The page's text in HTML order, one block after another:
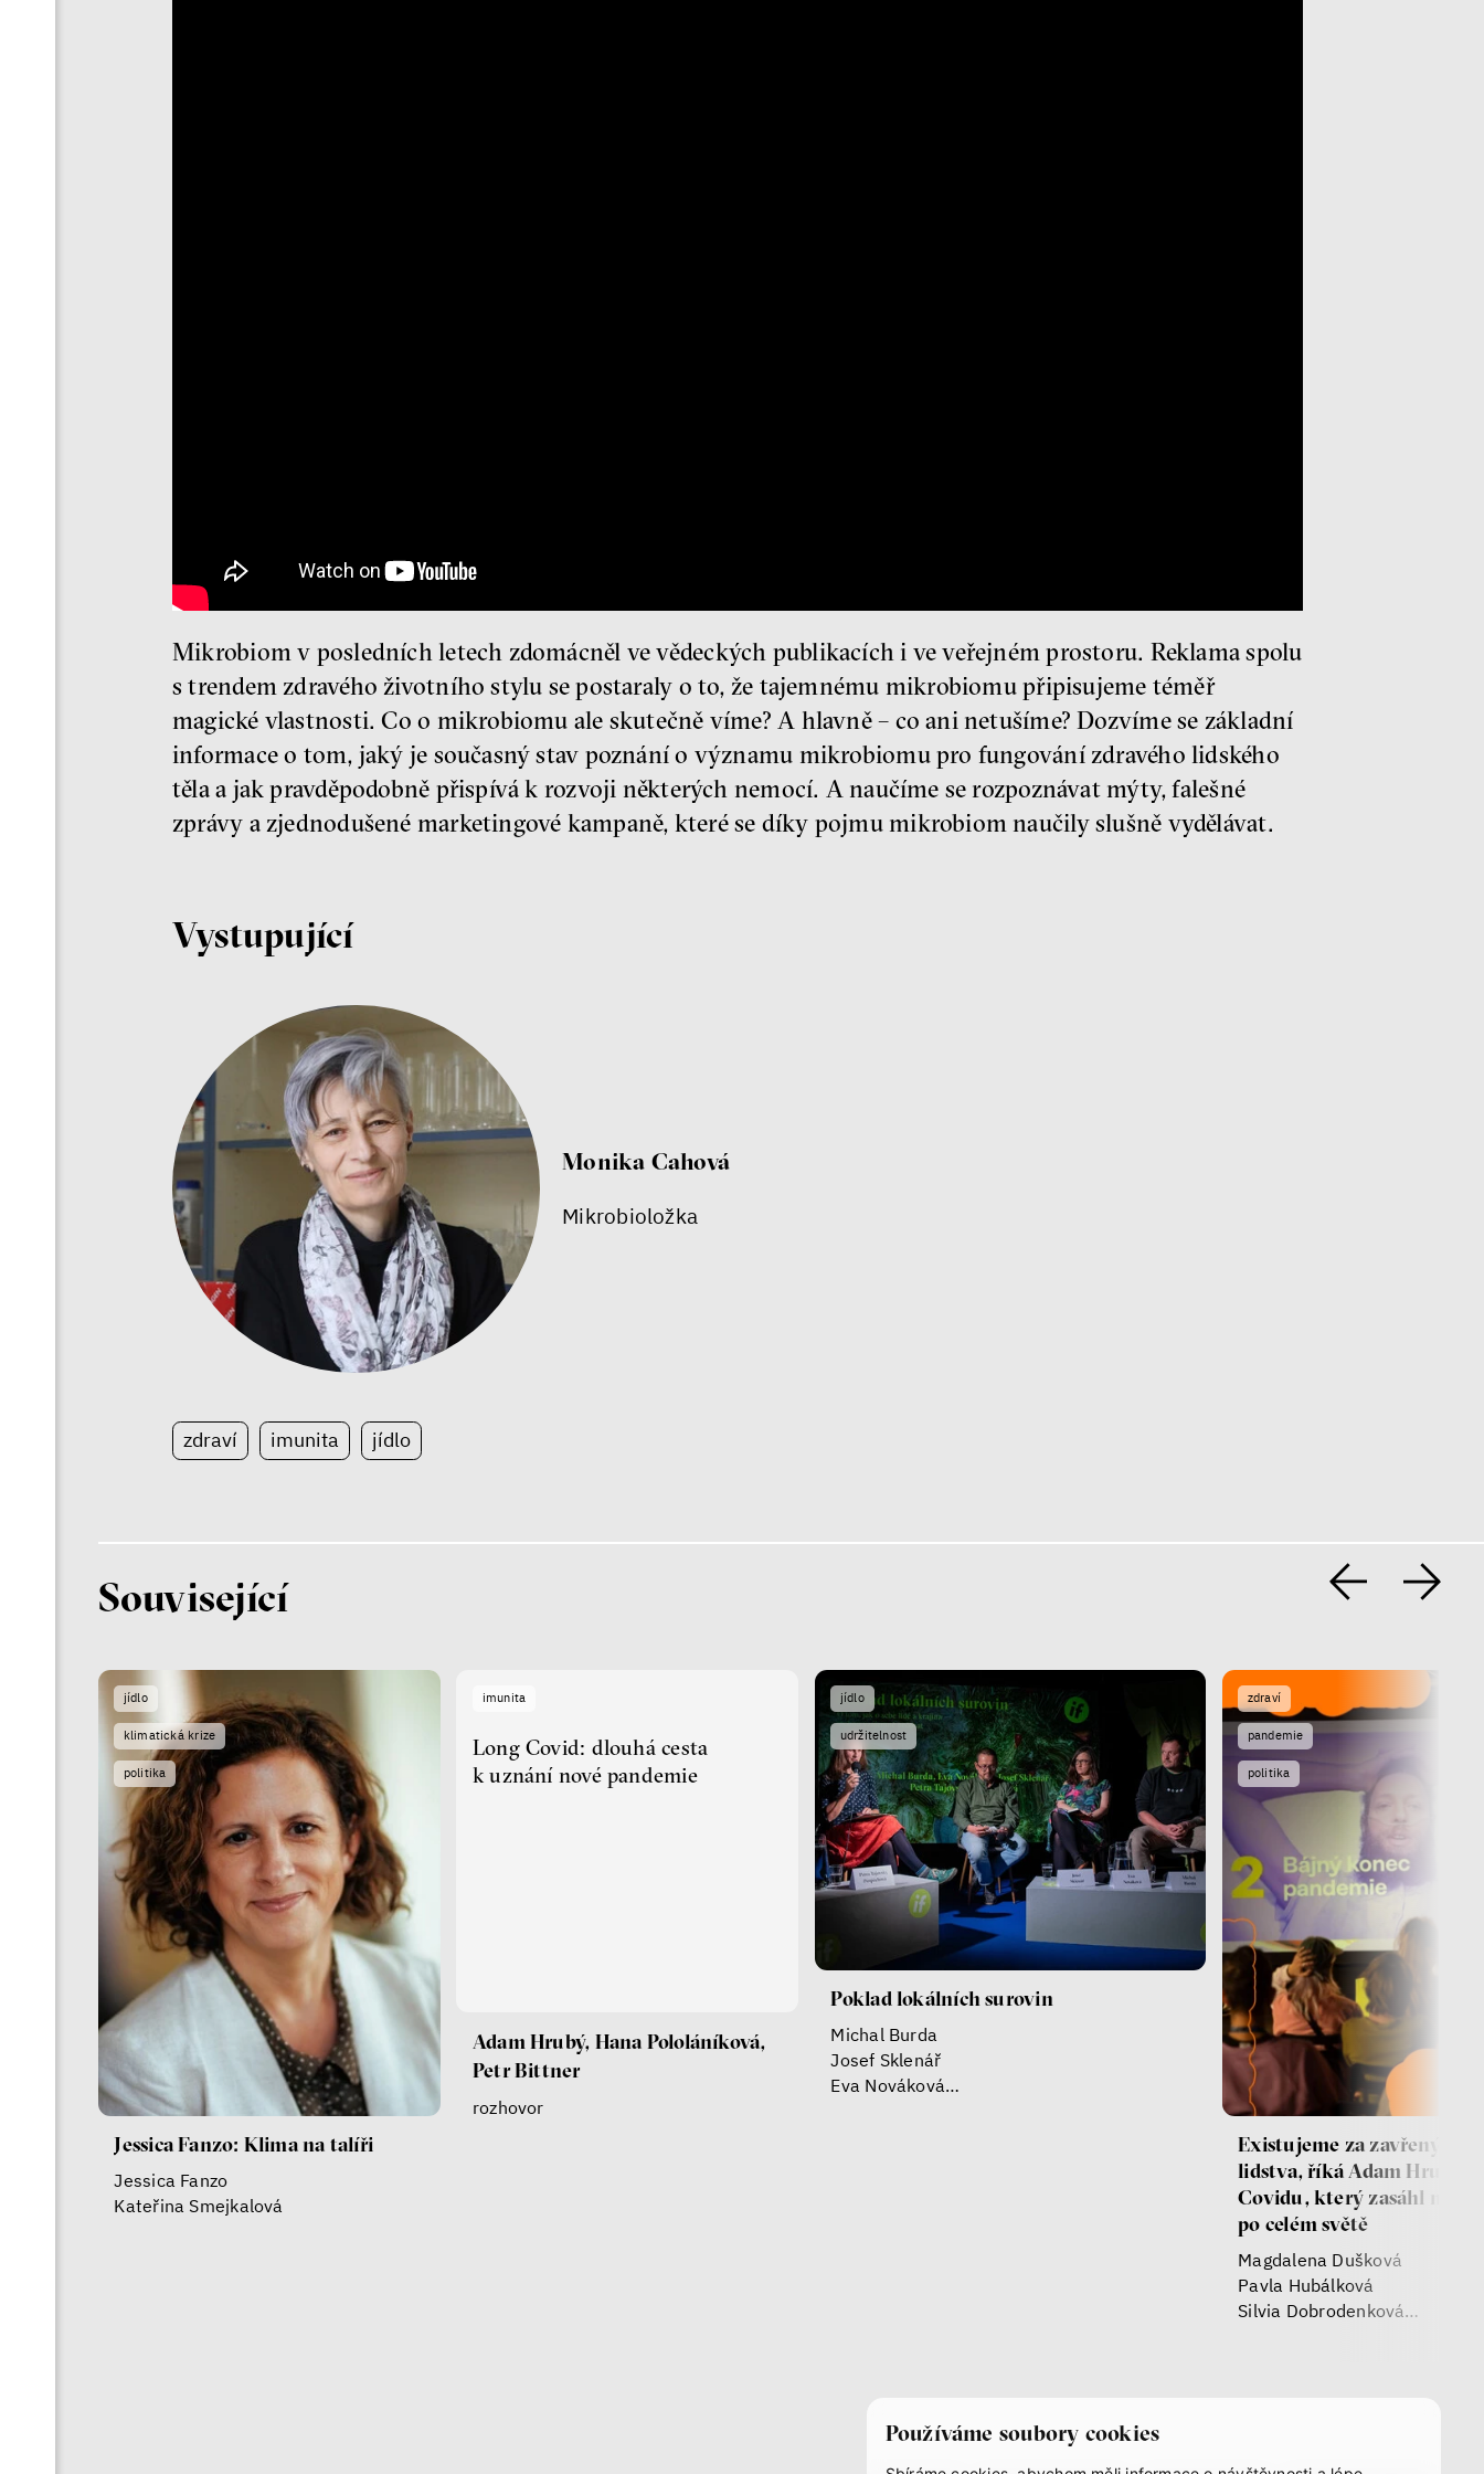
Používáme soubory cookies
Mikrobiom v posledních letech zdomácněl ve vědeckých publikacích i ve veřejném prostoru. Reklama spolu
s trendem zdravého životního stylu se postaraly o to, že tajemnému mikrobiomu připisujeme téměř
magické vlastnosti. Co o mikrobiomu ale skutečně víme? A hlavně – co ani netušíme? Dozvíme se základní
informace o tom, jaký je současný stav poznání o významu mikrobiomu pro fungování zdravého lidského
těla a jak pravděpodobně přispívá k rozvoji některých nemocí. A naučíme se rozpoznávat mýty, falešné
zprávy a zjednodušené marketingové kampaně, které se díky pojmu mikrobiom naučily slušně vydělávat.
Vystupující
Monika Cahová
Mikrobioložka
zdraví imunita jídlo
Související
jídlo
klimatická krize
politika
Jessica Fanzo: Klima na talíři
Jessica Fanzo
Kateřina Smejkalová
imunita
Long Covid: dlouhá cesta
k uznání nové pandemie
Adam Hrubý, Hana Pololáníková,
Petr Bittner
rozhovor
jídlo
udržitelnost
Poklad lokálních surovin
Michal Burda
Josef Sklenář
Eva Nováková
zdraví
pandemie
politika
Existujeme za zavřenýma
lidstva, říká Adam Hrubý
Covidu, který zasáhl
po celém světě
Magdalena Dušková
Pavla Hubálková
Silvia Dobrodenková